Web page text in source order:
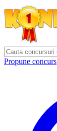
Propune concurs